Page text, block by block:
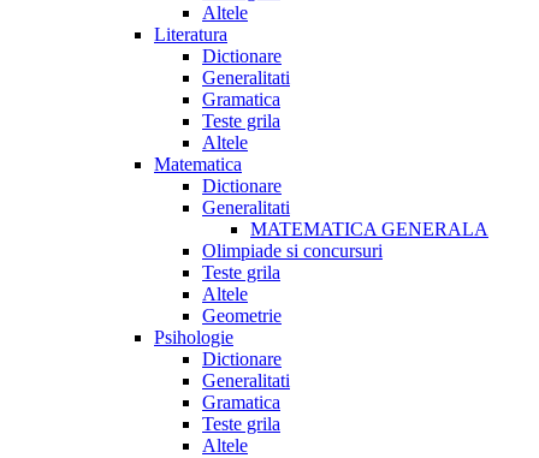
Altele
Literatura
Dictionare
Generalitati
Gramatica
Teste grila
Altele
Matematica
Dictionare
Generalitati
MATEMATICA GENERALA
Olimpiade si concursuri
Teste grila
Altele
Geometrie
Psihologie
Dictionare
Generalitati
Gramatica
Teste grila
Altele